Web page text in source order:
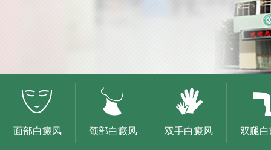
面部白癜风 颈部白癜风 双手白癜风 双腿